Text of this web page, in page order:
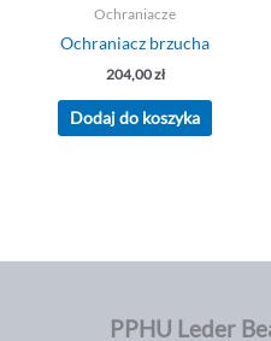
Ochraniacze
Ochraniacz brzucha
204,00zł
Dodaj do koszyka
PPHU Leder